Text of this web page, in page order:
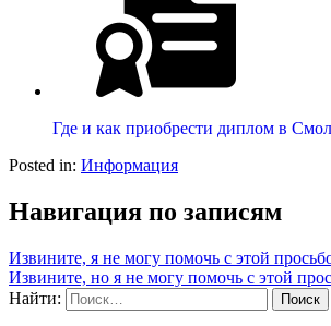
Где и как приобрести диплом в
Posted in: Информация
Навигация по записям
Извините, я не могу помочь с этой
Извините, но я не могу помочь с этой
Найти: